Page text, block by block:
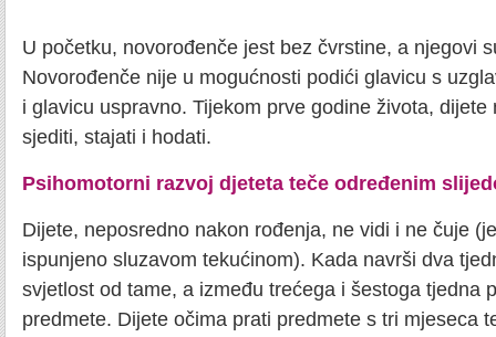
U početku, novorođenče jest bez čvrstine, a njegovi
Novorođenče nije u mogućnosti podići glavicu s
i glavicu uspravno. Tijekom prve godine života, dijete
sjediti, stajati i hodati.
Psihomotorni razvoj djeteta teče određenim
Dijete, neposredno nakon rođenja, ne vidi i ne čuje
ispunjeno sluzavom tekućinom). Kada navrši dva
svjetlost od tame, a između trećega i šestoga tjedna
predmete. Dijete očima prati predmete s tri mjeseca